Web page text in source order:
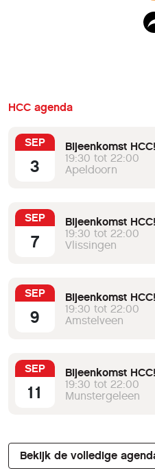
HCC agenda
SEP
3
Bijeenkomst
19:30 tot 22:00
Apeldoorn
SEP
7
Bijeenkomst
19:30 tot 22:00
Vlissingen
SEP
9
Bijeenkomst
19:30 tot 22:00
Amstelveen
SEP
11
Bijeenkomst
19:30 tot 22:00
Munstergeleen
Bekijk de volledige